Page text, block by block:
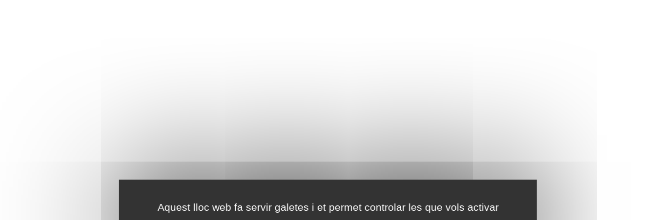
Aquest lloc web fa servir galetes i et permet controlar les que vols activar